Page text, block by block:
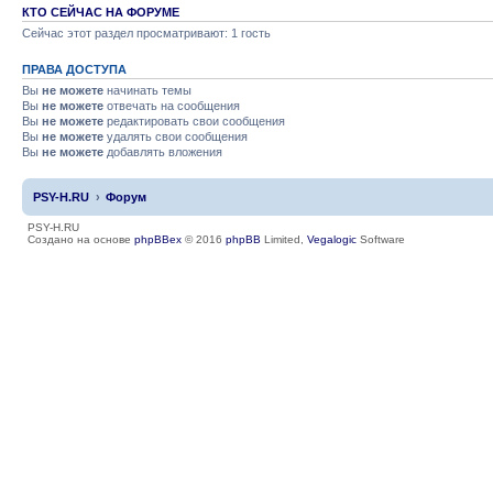
КТО СЕЙЧАС НА ФОРУМЕ
Сейчас этот раздел просматривают: 1 гость
ПРАВА ДОСТУПА
Вы не можете начинать темы
Вы не можете отвечать на сообщения
Вы не можете редактировать свои сообщения
Вы не можете удалять свои сообщения
Вы не можете добавлять вложения
PSY-H.RU Форум
PSY-H.RU
Создано на основе phpBBex © 2016 phpBB Limited, Vegalogic Software